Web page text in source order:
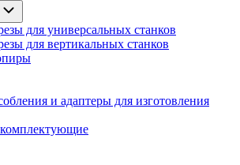
для универсальных станков
для вертикальных станков
и адаптеры для изготовления